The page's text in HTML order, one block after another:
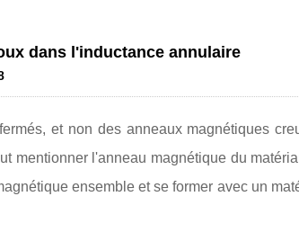
dans l'inductance annulaire
et non des anneaux magnétiques
mentionner l'anneau magnétique du
ensemble et se former avec un